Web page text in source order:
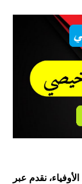
الأوفياء، نقدم عبر